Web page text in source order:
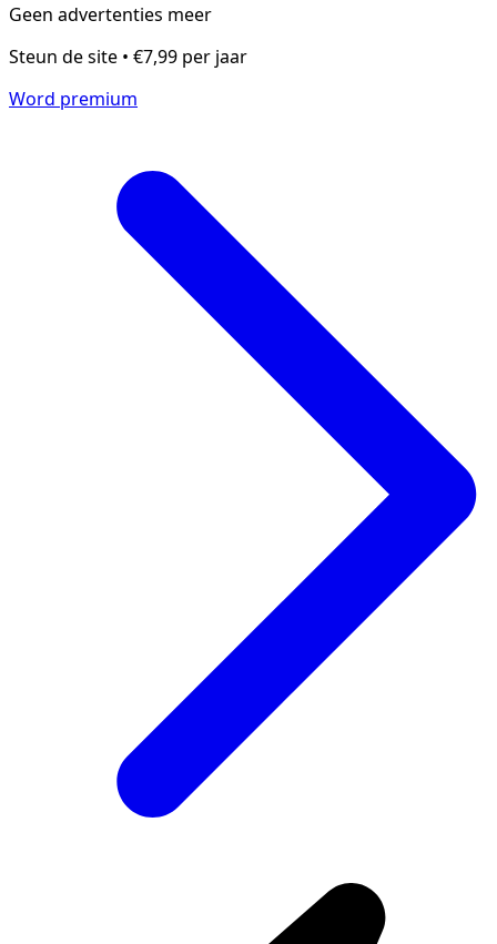
Geen advertenties meer
Steun de site • €7,99 per jaar
Word premium